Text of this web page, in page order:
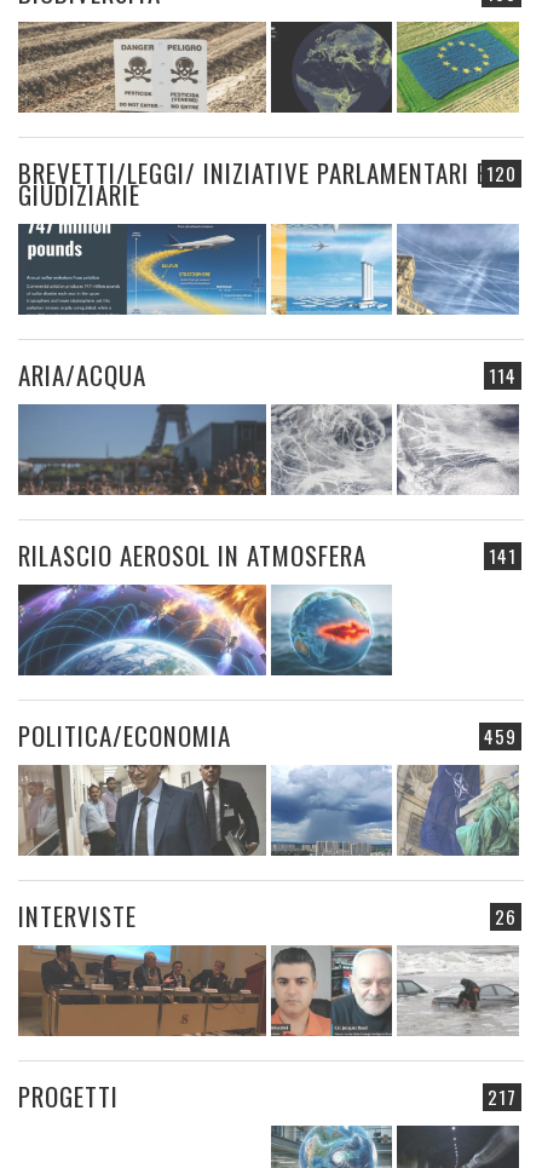
120
BREVETTI/LEGGI/ INIZIATIVE PARLAMENTARI E
GIUDIZIARIE
114
ARIA/ACQUA
141
RILASCIO AEROSOL IN ATMOSFERA
459
POLITICA/ECONOMIA
26
INTERVISTE
217
PROGETTI